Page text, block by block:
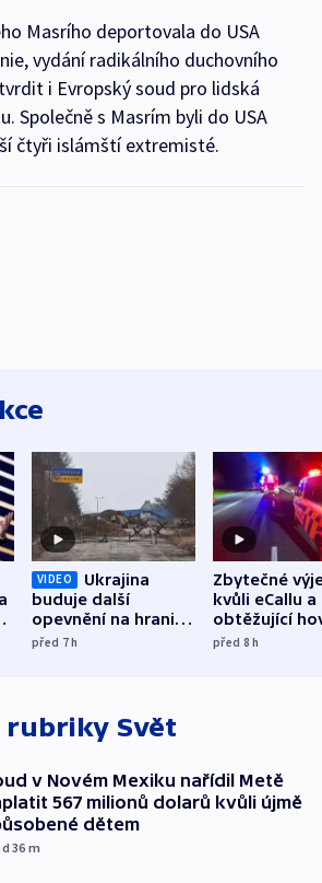
Masrího deportovala do USA
vydání radikálního duchovního
i Evropský soud pro lidská
Společně s Masrím byli do USA
čtyři islámští extremisté.
VIDEO
Ukrajina
buduje další
opevnění na hranici
s Běloruskem
před 7h
Zbytečné
kvůli eCallu a
obtěžující
zdržují
před 8h
rubriky Svět
v Novém Mexiku nařídil Metě
567 milionů dolarů kvůli újmě
dětem
36 m